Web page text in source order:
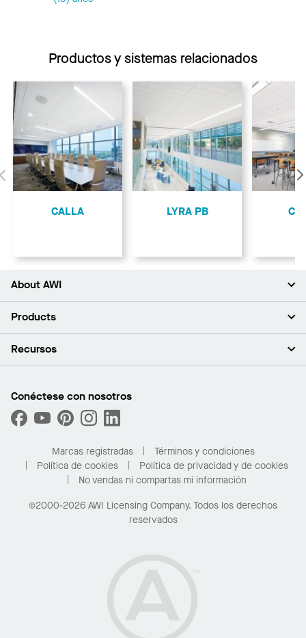
Productos y sistemas relacionados
Anterior
CALLA LYRA PB
About AWI
Acerca de nosotros
Sala de prensa
Sustentabilidad
¿Cuáles son mis opciones de compra?
Products
Plafones
Capacidades personalizadas
Desempeño
Recursos
Buscar un distribuidor
Solicitar muestras
Compre en línea con Kanopi
Para el hogar
Conéctese con nosotros
Marcas registradas
Términos y condiciones
Política de cookies
Política de privacidad y de cookies
No vendas ni compartas mi información
©2000-2026 AWI Licensing Company. Todos los derechos
reservados